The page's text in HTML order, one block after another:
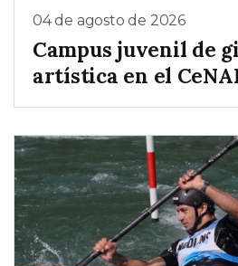
04 de agosto de 2026
Campus juvenil de
artística en el